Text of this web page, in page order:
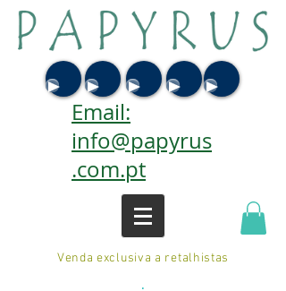
Email:
info@papyrus
.com.pt
Venda exclusiva a retalhistas
.